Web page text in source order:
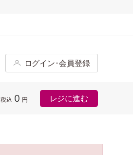
ログイン･会員登録
税込 0 円 レジに進む